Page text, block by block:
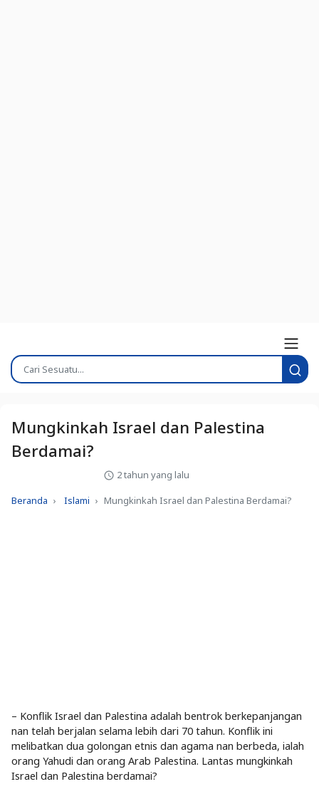
Mungkinkah Israel dan Palestina
Berdamai?
2 tahun yang lalu
Beranda Islami Mungkinkah Israel dan Palestina Berdamai?
– Konflik Israel dan Palestina adalah bentrok berkepanjangan
nan telah berjalan selama lebih dari 70 tahun. Konflik ini
melibatkan dua golongan etnis dan agama nan berbeda, ialah
orang Yahudi dan orang Arab Palestina. Lantas mungkinkah
Israel dan Palestina berdamai?